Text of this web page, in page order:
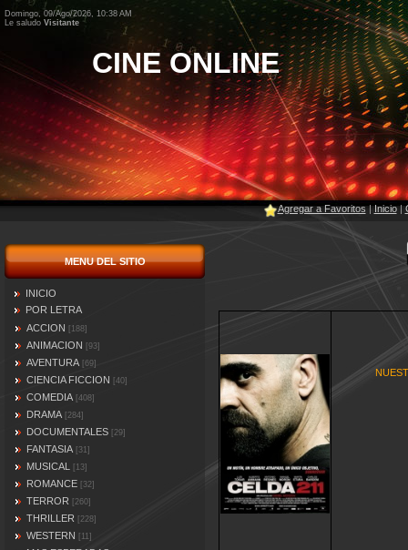
Domingo, 09/Ago/2026, 10:38 AM
Le saludo Visitante
CINE ONLINE
Agregar a Favoritos|Inicio|
MENU DEL SITIO
INICIO
POR LETRA
ACCION
[188]
ANIMACION [93]
AVENTURA [69]
CIENCIA FICCION [40]
COMEDIA [408]
DRAMA [284]
DOCUMENTALES [29]
FANTASIA [31]
MUSICAL [13]
ROMANCE [32]
TERROR [260]
THRILLER [228]
WESTERN [11]